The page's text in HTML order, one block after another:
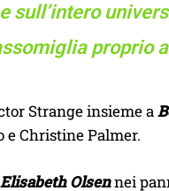
sull’intero
proprio
Strange insieme a
e Christine Palmer.
Elisabeth Olsennei